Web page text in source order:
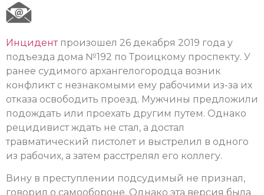
Инцидентпроизошел 26 декабря 2019 года у
подъезда дома №192 по Троицкому проспекту. У
ранее судимого архангелогородца возник
конфликт с незнакомыми ему рабочими из-за их
отказа освободить проезд. Мужчины предложили
подождать или проехать другим путем. Однако
рецидивист ждать не стал, а достал
травматический пистолет и выстрелил в одного
из рабочих, а затем расстрелял его коллегу.
Вину в преступлении подсудимый не признал,
говорил о самообороне. Однако эта версия была